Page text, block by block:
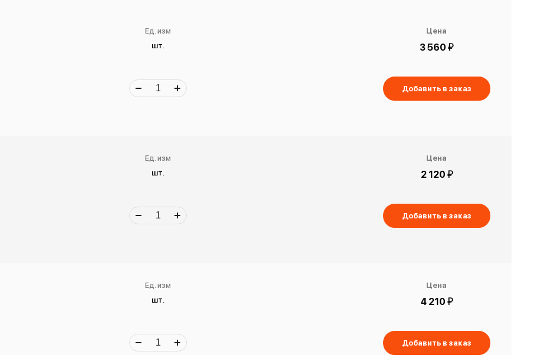
Ед. изм
шт.
Цена
3 560 й
Добавить в заказ
Ед. изм
шт.
Цена
2 120 й
Добавить в заказ
Ед. изм
шт.
Цена
4 210 й
Добавить в заказ